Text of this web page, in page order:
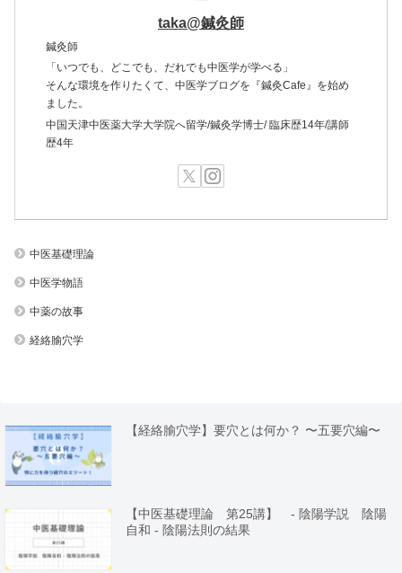
taka@鍼灸師
鍼灸師
「いつでも、どこでも、だれでも中医学が学べる」
そんな環境を作りたくて、中医学ブログを『鍼灸Cafe』を始め
ました。
中国天津中医薬大学大学院へ留学/鍼灸学博士/ 臨床歴14年/講師
歴4年
中医基礎理論
中医学物語
中薬の故事
経絡腧穴学
【経絡腧穴学】要穴とは何か？ 〜五要穴編〜
【中医基礎理論 第25講】 - 陰陽学説 陰陽
自和 - 陰陽法則の結果